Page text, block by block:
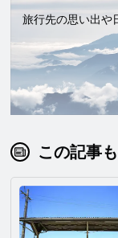
旅行先の思い出や
この記事